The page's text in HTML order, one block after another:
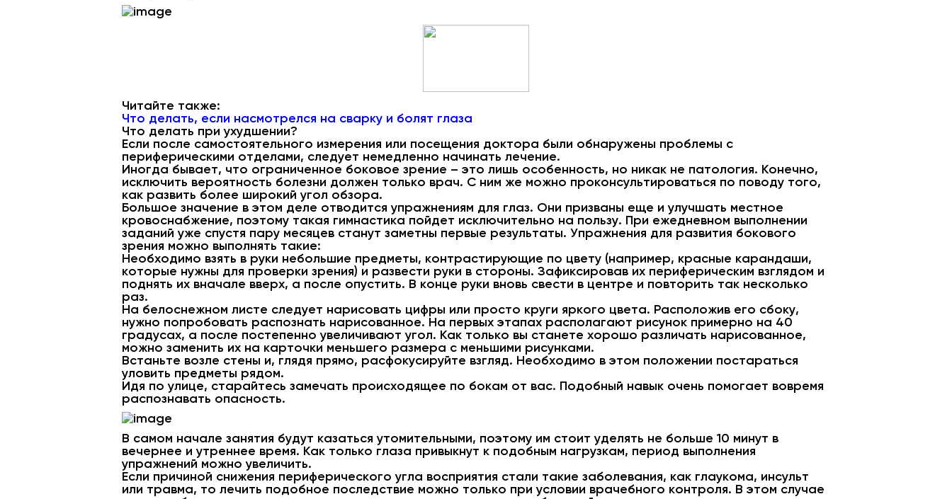
Читайте также:
Что делать, если насмотрелся на сварку и болят глаза
Что делать при ухудшении?
Если после самостоятельного измерения или посещения доктора были обнаружены проблемы с
периферическими отделами, следует немедленно начинать лечение.
Иногда бывает, что ограниченное боковое зрение – это лишь особенность, но никак не патология. Конечно,
исключить вероятность болезни должен только врач. С ним же можно проконсультироваться по поводу того,
как развить более широкий угол обзора.
Большое значение в этом деле отводится упражнениям для глаз. Они призваны еще и улучшать местное
кровоснабжение, поэтому такая гимнастика пойдет исключительно на пользу. При ежедневном выполнении
заданий уже спустя пару месяцев станут заметны первые результаты. Упражнения для развития бокового
зрения можно выполнять такие:
Необходимо взять в руки небольшие предметы, контрастирующие по цвету (например, красные карандаши,
которые нужны для проверки зрения) и развести руки в стороны. Зафиксировав их периферическим взглядом и
поднять их вначале вверх, а после опустить. В конце руки вновь свести в центре и повторить так несколько
раз.
На белоснежном листе следует нарисовать цифры или просто круги яркого цвета. Расположив его сбоку,
нужно попробовать распознать нарисованное. На первых этапах располагают рисунок примерно на 40
градусах, а после постепенно увеличивают угол. Как только вы станете хорошо различать нарисованное,
можно заменить их на карточки меньшего размера с меньшими рисунками.
Встаньте возле стены и, глядя прямо, расфокусируйте взгляд. Необходимо в этом положении постараться
уловить предметы рядом.
Идя по улице, старайтесь замечать происходящее по бокам от вас. Подобный навык очень помогает вовремя
распознавать опасность.
В самом начале занятия будут казаться утомительными, поэтому им стоит уделять не больше 10 минут в
вечернее и утреннее время. Как только глаза привыкнут к подобным нагрузкам, период выполнения
упражнений можно увеличить.
Если причиной снижения периферического угла восприятия стали такие заболевания, как глаукома, инсульт
или травма, то лечить подобное последствие можно только при условии врачебного контроля. В этом случае